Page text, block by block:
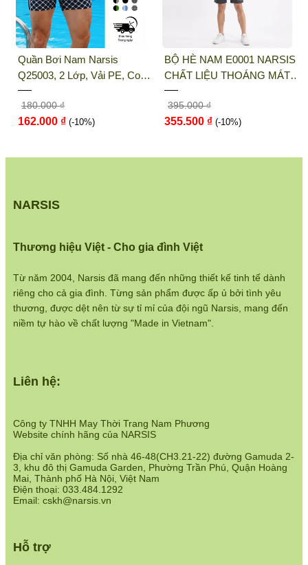
Điện thoại:
033 484 1292
Website:http://narsis.vn
Hướng dẫn mua hàng:
https://www.narsis.vn/huong-dan-mua-hang
Kiểm tra đơn hàng:
Chính sách đổi hàng:
Chính sách bán hàng:
Hệ thống cửa hàng:
BỘ HÈ NAM E0001 NARSIS
CHẤT LIỆU THOÁNG MÁT,
DỄ CHỊU, THOẢI MÁI CẢ
NGÀY, DỄ VẬN ĐỘNG
395.000 ₫
355.500 ₫(-10%)
QUẦN LÓT NỮ NARSIS
K8076 NARSIS VẢI THUN
LẠNH THOÁNG MÁT, LÓT
COTTON THOẢI MÁI, GIỮ
DÁNG TỐT, THO...
65.000 ₫
58.500 ₫ (-10%)
Công ty TNHH May Thời Trang Nam Phương
Website chính hãng của NARSIS
Địa chỉ văn phòng: Số nhà 46-48(CH3.21-22) đường Gamuda 2-
3, khu đô thị Gamuda Garden, Phường Trần Phú, Quận Hoàng
Mai, Thành phố Hà Nội, Việt Nam
Điện thoại: 033.484.1292
Email: cskh@narsis.vn
Hỗ trợ
NARSIS
Liên hệ:
Từ năm 2004, Narsis đã mang đến những thiết kế tinh tế dành
riêng cho cả gia đình. Từng sản phẩm được ấp ủ bởi tình yêu
thương, được dệt nên từ sự tỉ mỉ của đội ngũ Narsis, mang đến
niềm tự hào về chất lượng "Made in Vietnam".
Thương hiệu Việt - Cho gia đình Việt